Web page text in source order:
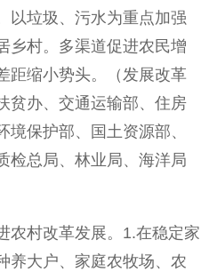
以垃圾、污水为重点加强
乡村。多渠道促进农民增
距缩小势头。（发展改革
贫办、交通运输部、住房
保护部、国土资源部、
检总局、林业局、海洋局
农村改革发展。1.在稳定家
养大户、家庭农牧场、农